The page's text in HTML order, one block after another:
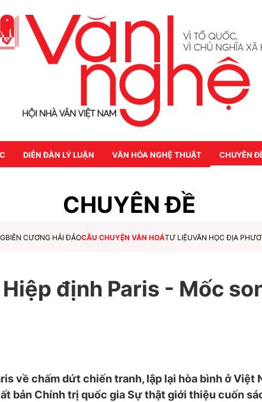
DIỄN ĐÀN LÝ LUẬN VĂN HÓA NGHỆ THUẬT CHUYÊN
CHUYÊN ĐỀ
BIÊN CƯƠNG HẢI ĐẢOCÂU CHUYỆN VĂN HOÁTƯ LIỆUVĂN HỌC ĐỊA
định Paris - Mốc
về chấm dứt chiến tranh, lập lại hòa bình ở Việt
bản Chính trị quốc gia Sự thật giới thiệu cuốn